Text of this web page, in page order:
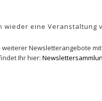
wieder eine Veranstaltung
weiterer Newsletterangebote
Ihr hier: